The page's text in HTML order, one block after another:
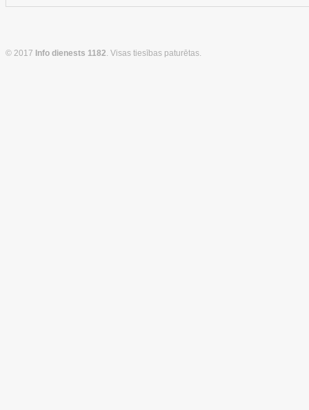
© 2017 Info dienests 1182. Visas tiesības paturētas.